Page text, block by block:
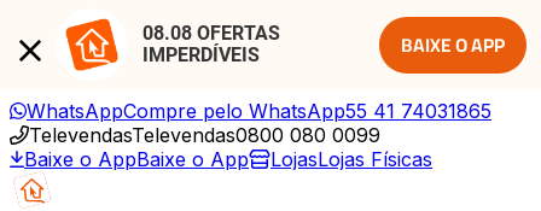
08.08 OFERTAS
IMPERDÍVEIS
BAIXE O APP
WhatsAppCompre pelo WhatsApp55 41 74031865
TelevendasTelevendas0800 080 0099
Baixe o AppBaixe o App LojasLojas Físicas